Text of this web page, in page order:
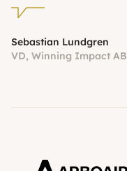
Sebastian Lundgren
VD, Winning Impact AB